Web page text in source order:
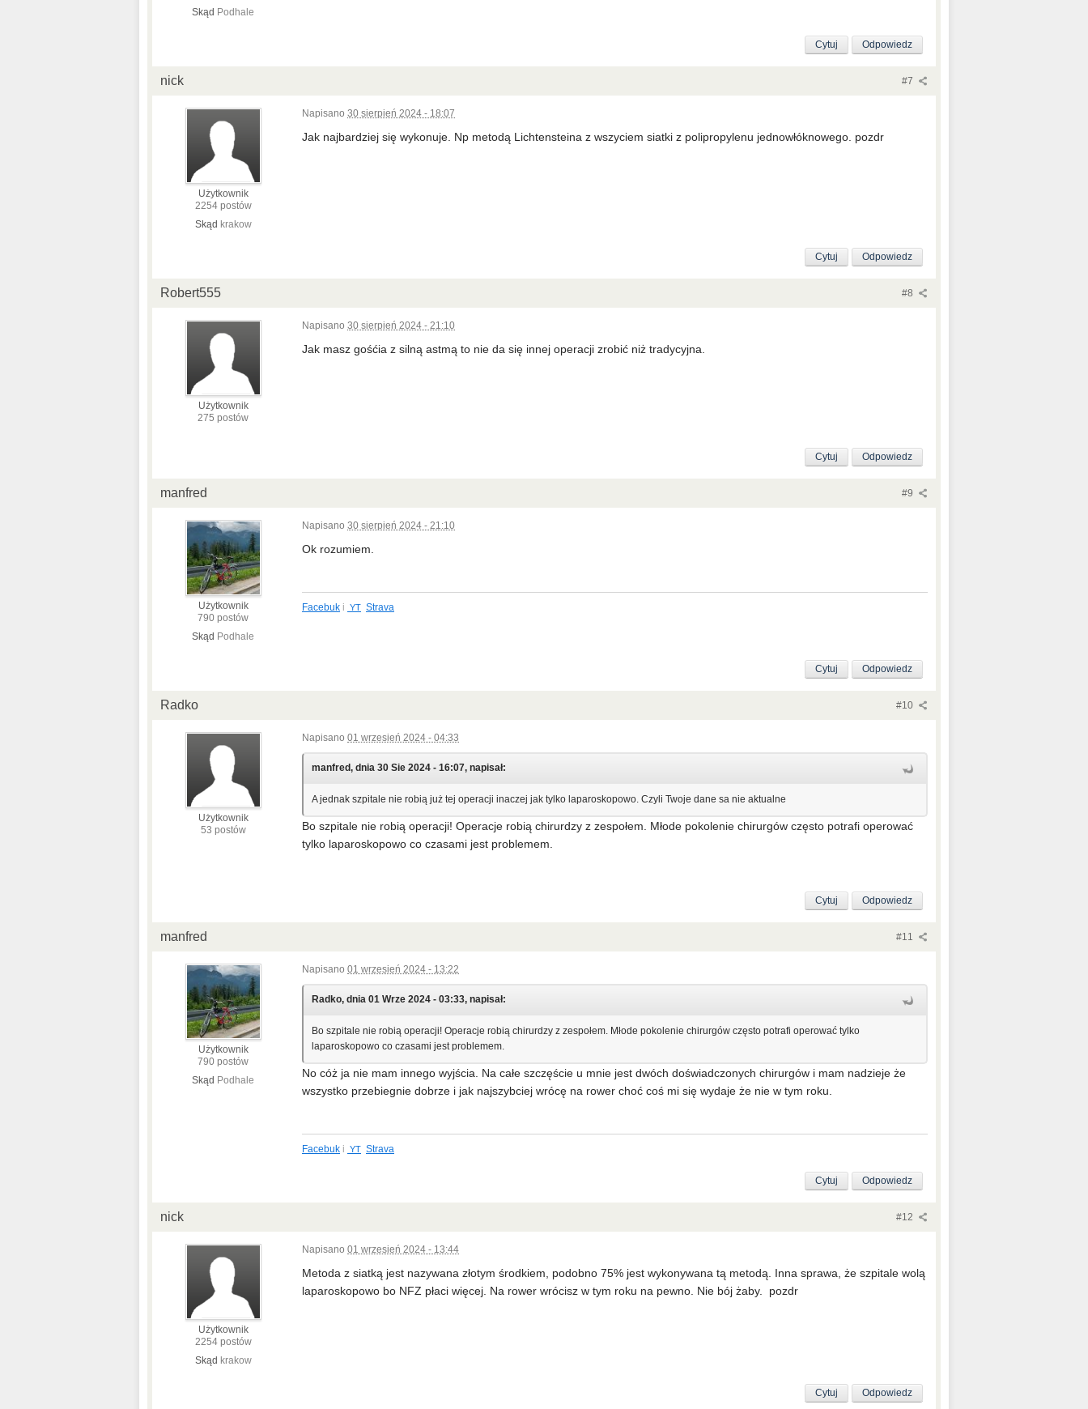
Skąd Podhale
Odpowiedz
Cytuj
#7
nick
Użytkownik
2254 postów
Skąd krakow
Napisano 30 sierpień 2024 - 18:07
Jak najbardziej się wykonuje. Np metodą Lichtensteina z wszyciem siatki z polipropylenu jednowłóknowego. pozdr
Odpowiedz
Cytuj
#8
Robert555
Użytkownik
275 postów
Napisano 30 sierpień 2024 - 21:10
Jak masz gośćia z silną astmą to nie da się innej operacji zrobić niż tradycyjna.
Odpowiedz
Cytuj
#9
manfred
Użytkownik
790 postów
Skąd Podhale
Napisano 30 sierpień 2024 - 21:10
Ok rozumiem.
Facebuk i YT Strava
Odpowiedz
Cytuj
#10
Radko
Użytkownik
53 postów
Napisano 01 wrzesień 2024 - 04:33
manfred, dnia 30 Sie 2024 - 16:07, napisał:
A jednak szpitale nie robią już tej operacji inaczej jak tylko laparoskopowo. Czyli Twoje dane sa nie aktualne
Bo szpitale nie robią operacji! Operacje robią chirurdzy z zespołem. Młode pokolenie chirurgów często potrafi operować
tylko laparoskopowo co czasami jest problemem.
Odpowiedz
Cytuj
#11
manfred
Użytkownik
790 postów
Skąd Podhale
Napisano 01 wrzesień 2024 - 13:22
Radko, dnia 01 Wrze 2024 - 03:33, napisał:
Bo szpitale nie robią operacji! Operacje robią chirurdzy z zespołem. Młode pokolenie chirurgów często potrafi operować tylko
laparoskopowo co czasami jest problemem.
No cóż ja nie mam innego wyjścia. Na całe szczęście u mnie jest dwóch doświadczonych chirurgów i mam nadzieje że
wszystko przebiegnie dobrze i jak najszybciej wrócę na rower choć coś mi się wydaje że nie w tym roku.
Facebuk i YT Strava
Odpowiedz
Cytuj
#12
nick
Użytkownik
2254 postów
Skąd krakow
Napisano 01 wrzesień 2024 - 13:44
Metoda z siatką jest nazywana złotym środkiem, podobno 75% jest wykonywana tą metodą. Inna sprawa, że szpitale wolą
laparoskopowo bo NFZ płaci więcej. Na rower wrócisz w tym roku na pewno. Nie bój żaby. pozdr
Odpowiedz
Cytuj